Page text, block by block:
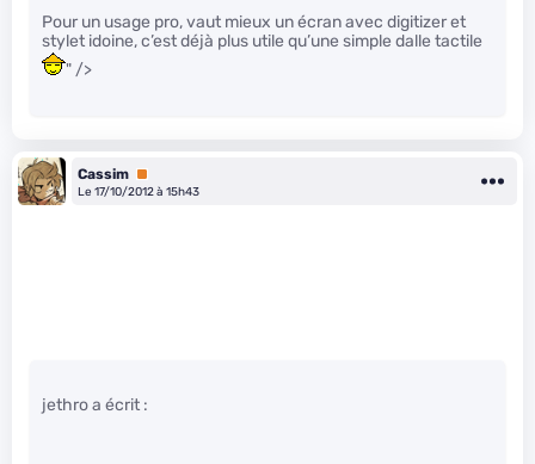
Pour un usage pro, vaut mieux un écran avec digitizer et
stylet idoine, c’est déjà plus utile qu’une simple dalle tactile
" />
Cassim Premium
Le 17/10/2012 à 15h43
jethro a écrit :